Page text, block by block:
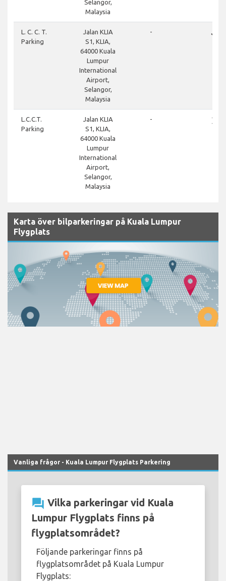
Selangor,
Malaysia
L. C. C. T.
Parking
Jalan KLIA
S1, KLIA,
64000 Kuala
Lumpur
International
Airport,
Selangor,
Malaysia
- done
L.C.C.T.
Parking
Jalan KLIA
S1, KLIA,
64000 Kuala
Lumpur
International
Airport,
Selangor,
Malaysia
- close
Karta över bilparkeringar på Kuala Lumpur
Flygplats
Vanliga frågor - Kuala Lumpur Flygplats Parkering
question_answer Vilka parkeringar vid Kuala
Lumpur Flygplats finns på
flygplatsområdet?
Följande parkeringar finns på
flygplatsområdet på Kuala Lumpur
Flygplats: